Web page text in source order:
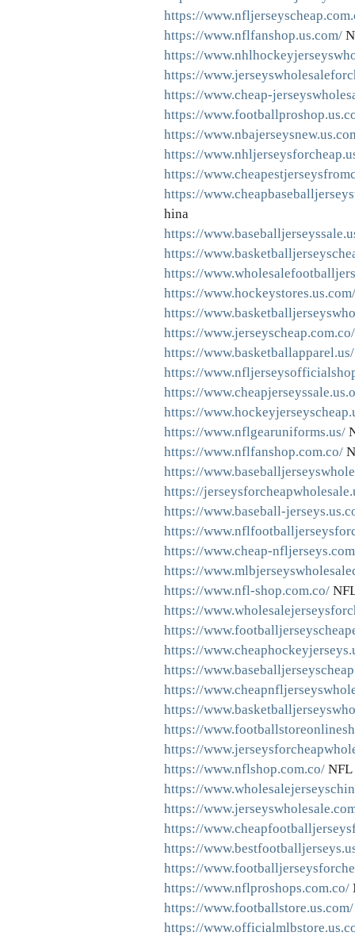
https://
https://www.nflfanshop.us.com/
https://
https://
https://www.cheap-
https://
https://
https://
https://
https://
hina
https://
https://
https://
https://www.hockeystores.us.com/
https://
https://www.jerseyscheap.com.co/
https://www.basketballapparel.us/
https://
https://
https://
https://www.nflgearuniforms.us/
https://www.nflfanshop.com.co/
https://
https://
https://www.baseball-
https://
https://www.cheap-
https://
https://www.nfl-shop.com.co/
https://
https://
https://
https://
https://
https://
https://
https://
https://www.nflshop.com.co/NFL
https://
https://
https://
https://
https://
https://www.nflproshops.com.co/
https://www.footballstore.us.com/
https://